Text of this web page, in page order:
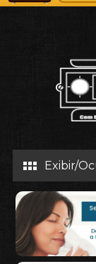
Exibir/